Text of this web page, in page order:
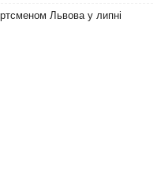
Львова у липні